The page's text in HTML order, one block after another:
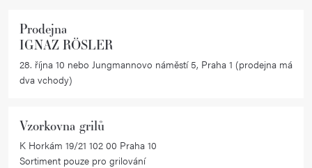
Prodejna
IGNAZ RÖSLER
28. října 10 nebo Jungmannovo náměstí 5, Praha 1 (prodejna má
dva vchody)
Vzorkovna grilů
K Horkám 19/21 102 00 Praha 10
Sortiment pouze pro grilování